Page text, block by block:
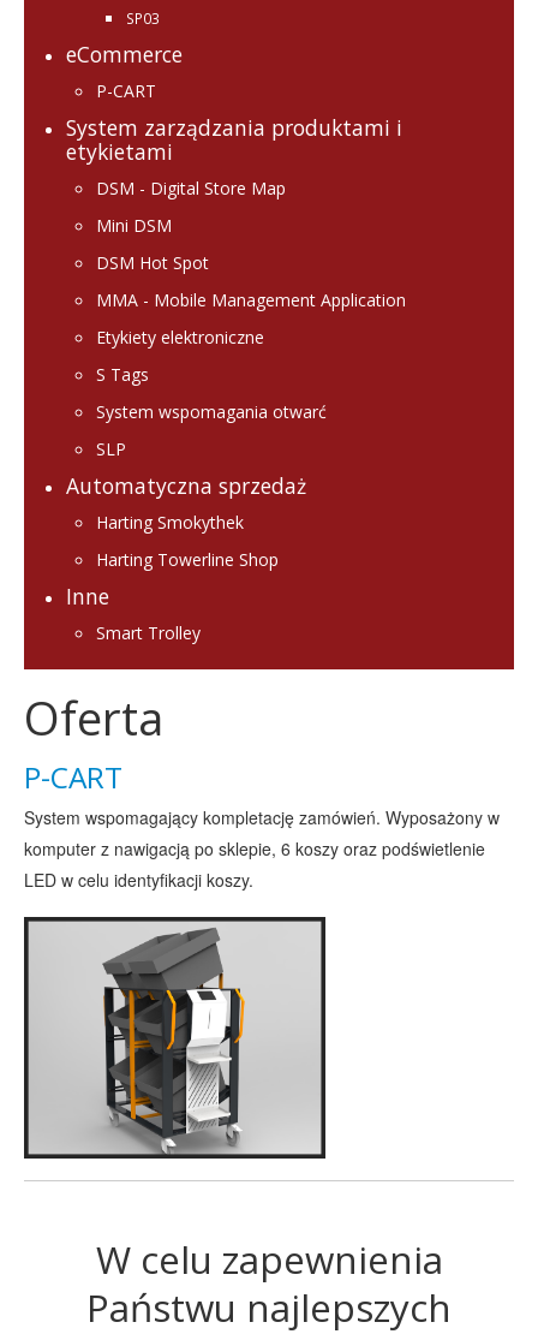
SP03
eCommerce
P-CART
System zarządzania produktami i
etykietami
DSM - Digital Store Map
Mini DSM
DSM Hot Spot
MMA - Mobile Management Application
Etykiety elektroniczne
S Tags
System wspomagania otwarć
SLP
Automatyczna sprzedaż
Harting Smokythek
Harting Towerline Shop
Inne
Smart Trolley
Oferta
P-CART
System wspomagający kompletację zamówień. Wyposażony w
komputer z nawigacją po sklepie, 6 koszy oraz podświetlenie
LED w celu identyfikacji koszy.
W celu zapewnienia
Państwu najlepszych